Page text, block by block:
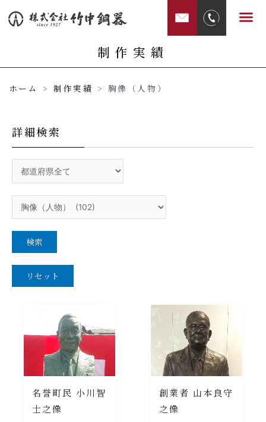
容
メ
ー
制作実績
ホーム > 制作実績 > 胸像（人物）
詳細検索
名誉町民 小川智
士之像
創業者 山本良守
之像